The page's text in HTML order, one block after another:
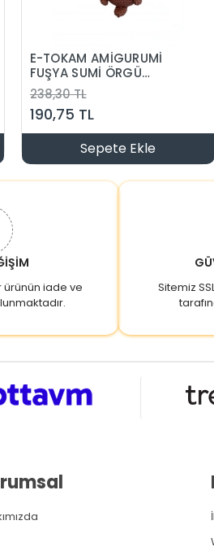
E-TOKAM AMİGURUMİ
FUŞYA SUMİ ÖRGÜ
ANAHTARLIK
238,30 TL
190,75 TL
Sepete Ekle
ürünün iade ve
Sitemiz